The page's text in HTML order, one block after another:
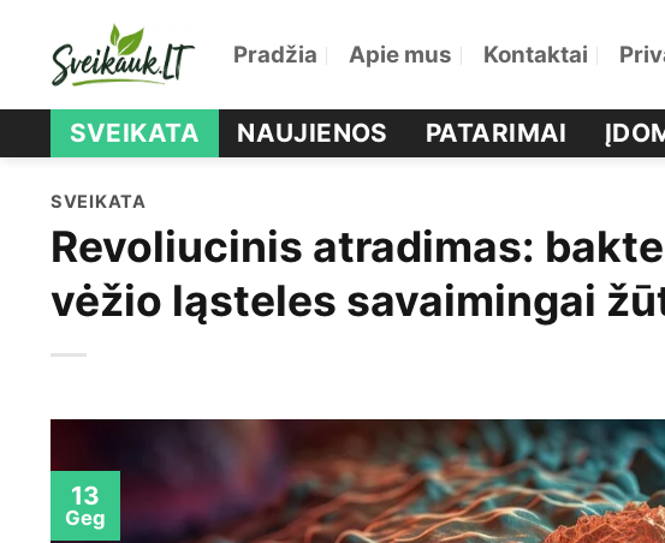
Pradžia Apie mus Kontaktai
SVEIKATA NAUJIENOS PATARIMAI
SVEIKATA
Revoliucinis atradimas:
vėžio ląsteles savaimingai
13
Geg